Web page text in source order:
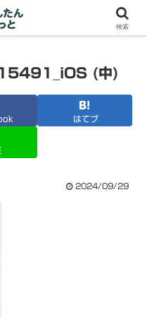
の備忘録
(中)
はてブ
2024/09/29
検索